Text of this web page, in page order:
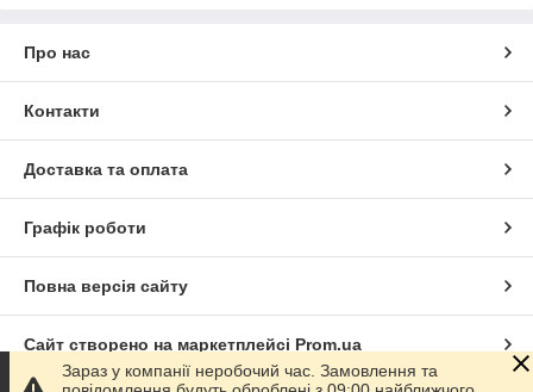
Про нас
Контакти
Доставка та оплата
Графік роботи
Повна версія сайту
Сайт створено на маркетплейсі Prom.ua
Зараз у компанії неробочий час. Замовлення та